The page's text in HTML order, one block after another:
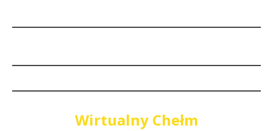
Wirtualny Chełm